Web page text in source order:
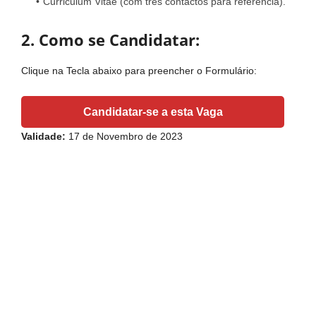
2. Como se Candidatar:
Clique na Tecla abaixo para preencher o Formulário:
Candidatar-se a esta Vaga
Validade: 17 de Novembro de 2023